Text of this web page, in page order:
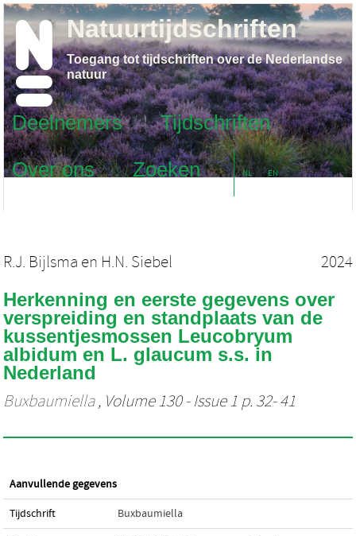
Deelnemers
Tijdschriften
Over ons
Zoeken NL EN
Natuurtijdschriften
Toegang tot tijdschriften over de Nederlandse
natuur
R.J. Bijlsma en H.N. Siebel 2024
Herkenning en eerste gegevens over
verspreiding en standplaats van de
kussentjesmossen Leucobryum
albidum en L. glaucum s.s. in
Nederland
Buxbaumiella, Volume 130 - Issue 1 p. 32- 41
Aanvullende gegevens
Tijdschrift Buxbaumiella